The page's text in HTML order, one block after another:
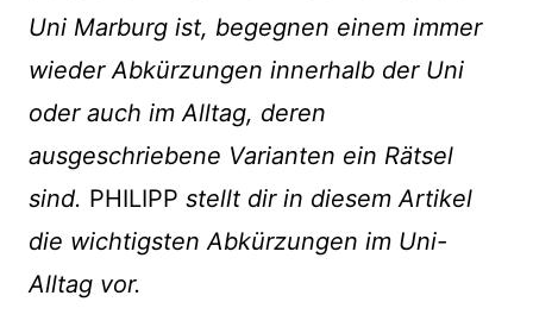
Uni Marburg ist, begegnen einem immer
wieder Abkürzungen innerhalb der Uni
oder auch im Alltag, deren
ausgeschriebene Varianten ein Rätsel
sind. PHILIPP stellt dir in diesem Artikel
die wichtigsten Abkürzungen im Uni-
Alltag vor.